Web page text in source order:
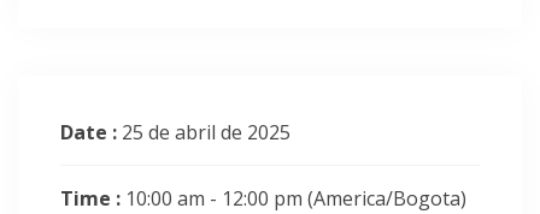
Date : 25 de abril de 2025
Time : 10:00 am - 12:00 pm (America/Bogota)